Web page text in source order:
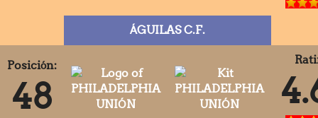
ÁGUILAS C.F.
Posición:
48